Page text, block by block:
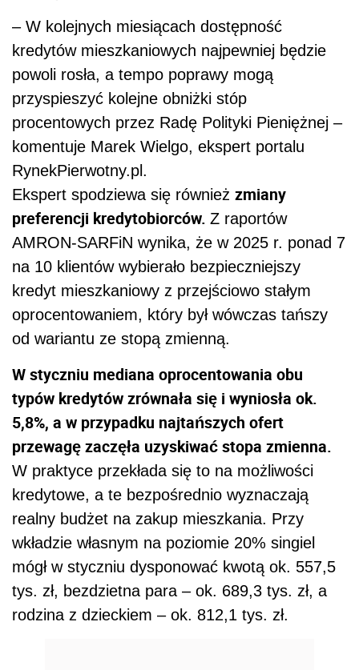
– W kolejnych miesiącach dostępność
kredytów mieszkaniowych najpewniej będzie
powoli rosła, a tempo poprawy mogą
przyspieszyć kolejne obniżki stóp
procentowych przez Radę Polityki Pieniężnej –
komentuje Marek Wielgo, ekspert portalu
RynekPierwotny.pl.
Ekspert spodziewa się również zmiany
preferencji kredytobiorców. Z raportów
AMRON-SARFiN wynika, że w 2025 r. ponad 7
na 10 klientów wybierało bezpieczniejszy
kredyt mieszkaniowy z przejściowo stałym
oprocentowaniem, który był wówczas tańszy
od wariantu ze stopą zmienną.
W styczniu mediana oprocentowania obu
typów kredytów zrównała się i wyniosła ok.
5,8%, a w przypadku najtańszych ofert
przewagę zaczęła uzyskiwać stopa zmienna.
W praktyce przekłada się to na możliwości
kredytowe, a te bezpośrednio wyznaczają
realny budżet na zakup mieszkania. Przy
wkładzie własnym na poziomie 20% singiel
mógł w styczniu dysponować kwotą ok. 557,5
tys. zł, bezdzietna para – ok. 689,3 tys. zł, a
rodzina z dzieckiem – ok. 812,1 tys. zł.